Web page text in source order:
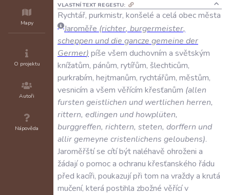
Mapy
O projektu
Autoři
Nápověda
VLASTNÍ TEXT REGESTU:
Rychtář, purkmistr, konšelé a celá obecměsta
Jaroměře (richter, burgermeister,
scheppen unddie gancze gemeine der
Germer) píše všem duchovním a světským
knížatům, pánům, rytířům, šlechticům,
purkrabím, hejtmanům, rychtářům, městům,
vesnicím a všem věřícím křesťanům (allen
fursten geistlichen und wertlichen herren,
rittern, edlingen undhowplüten,
burggreffen, richtern, steten, dorffern und
allirgemeyne cristenlichens geloubens).
Jaroměřštíse cítíbýtnaléhavě ohroženi a
žádajío pomoca ochranu křesťanského řádu
před kacíři, poukazujípři tom na vraždya krutá
mučení, která postihla zbožné věřícív